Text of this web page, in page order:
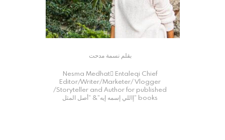
بقلم نسمة مدحت
Nesma Medhat ُEntaleqi Chief
Editor/Writer/Marketer/ Vlogger
/Storyteller and Author for published
books “إاللي إسمه إيه”& “أصل المثل